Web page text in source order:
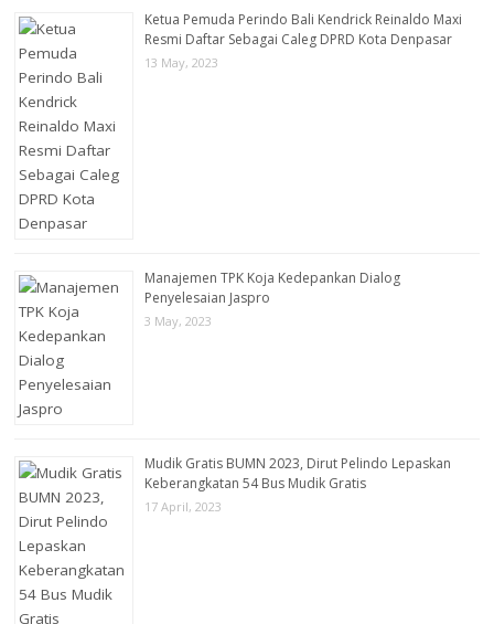
Ketua Pemuda Perindo Bali Kendrick Reinaldo Maxi
Resmi Daftar Sebagai Caleg DPRD Kota Denpasar
13 May, 2023
Manajemen TPK Koja Kedepankan Dialog
Penyelesaian Jaspro
3 May, 2023
Mudik Gratis BUMN 2023, Dirut Pelindo Lepaskan
Keberangkatan 54 Bus Mudik Gratis
17 April, 2023